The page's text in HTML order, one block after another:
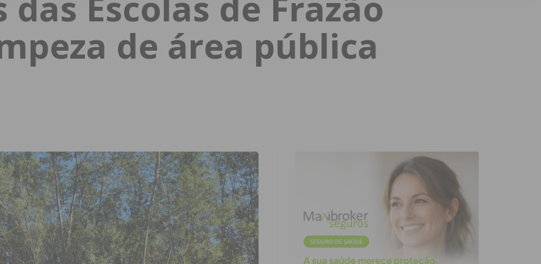
INICIAR SESSÃO
Perdeu a sua senha?
de área pública